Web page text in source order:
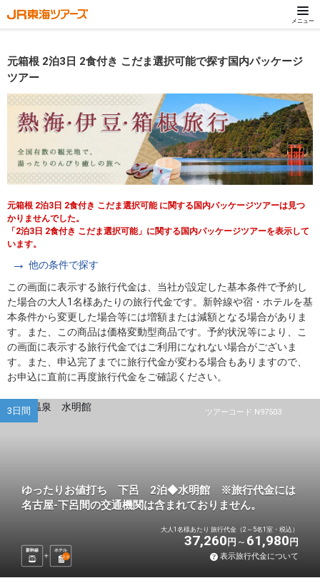
メニュー
元箱根 2泊3日 2食付き こだま選択可能で探す国内パッケージ
ツアー
元箱根 2泊3日 2食付き こだま選択可能 に関する国内パッケージツアーは見つ
かりませんでした。
「2泊3日 2食付き こだま選択可能」に関する国内パッケージツアーを表示して
います。
他の条件で探す
この画面に表示する旅行代金は、当社が設定した基本条件で予約し
た場合の大人1名様あたりの旅行代金です。新幹線や宿・ホテルを基
本条件から変更した場合等には増額または減額となる場合がありま
す。また、この商品は価格変動型商品です。予約状況等により、こ
の画面に表示する旅行代金ではご利用になれない場合がございま
す。また、申込完了までに旅行代金が変わる場合もありますので、
お申込に直前に再度旅行代金をご確認ください。
ツアーコード N97503
3日間
ゆったりお値打ち 下呂 2泊◆水明館 ※旅行代金には
名古屋-下呂間の交通機関は含まれておりません。
新幹線
ホテル
2泊
大人1名様あたり 旅行代金（2～5名1室・税込）
37,260 円 61,980 円
表示旅行代金について